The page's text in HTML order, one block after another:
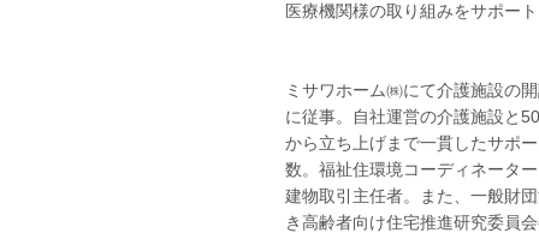
医療機関様の取り組みをサポート
ミサワホーム㈱にて介護施設の
に従事。自社運営の介護施設と
から立ち上げまで一貫したサポ
数。福祉住環境コーディネータ
建物取引主任者。また、一般財
き高齢者向け住宅推進研究委員